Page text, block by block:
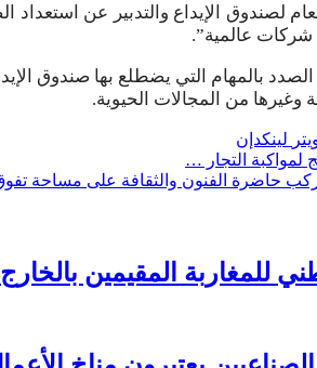
لصندوق الإيداع والتدبير عن
شركات عالمية”.
بالمهام التي يضطلع بها صندوق
وغيرها من المجالات الحيوية.
لينكدإن
لمواكبة التجار …
الفنون والثقافة على مساحة تفوق 20 ألف م²
للمغاربة المقيمين